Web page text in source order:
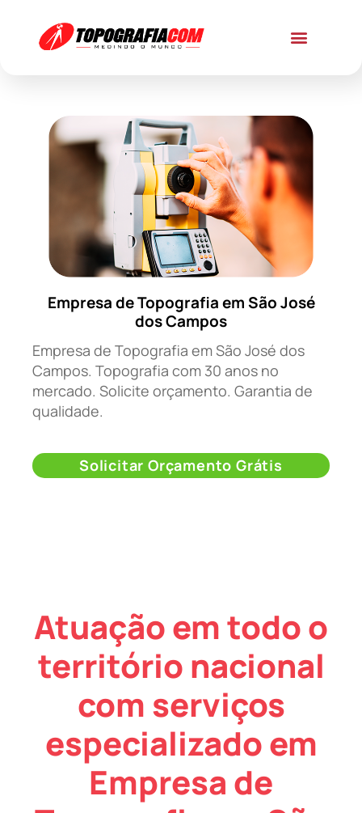
Empresa de Topografia em São José
dos Campos
Empresa de Topografia em São José dos
Campos. Topografia com 30 anos no
mercado. Solicite orçamento. Garantia de
qualidade.
Solicitar Orçamento Grátis
Atuação em todo o
território nacional
com serviços
especializado em
Empresa de